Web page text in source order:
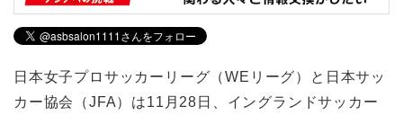
日本女子プロサッカーリーグ（WEリーグ）と日本サッ
カー協会（JFA）は11月28日、イングランドサッカー